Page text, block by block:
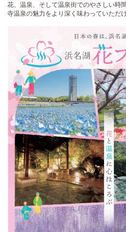
花、温泉、そして温泉街でのやさしい時
寺温泉の魅力をより深く味わっていただけ